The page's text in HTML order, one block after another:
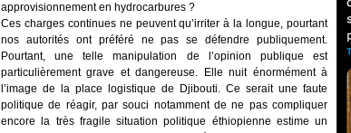
approvisionnement en hydrocarbures ?
Ces charges continues ne peuvent qu’irriter à la longue, pourtant
nos autorités ont préféré ne pas se défendre publiquement.
Pourtant, une telle manipulation de l’opinion publique est
particulièrement grave et dangereuse. Elle nuit énormément à
l’image de la place logistique de Djibouti. Ce serait une faute
politique de réagir, par souci notamment de ne pas compliquer
encore la très fragile situation politique éthiopienne estime un